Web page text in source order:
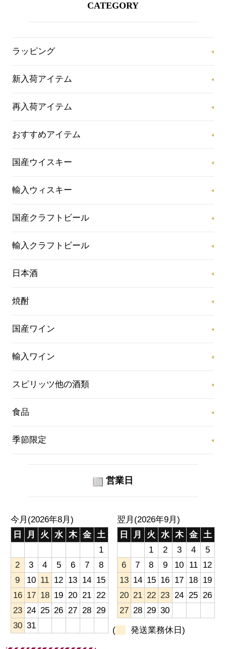
CATEGORY
ラッピング
新入荷アイテム
再入荷アイテム
おすすめアイテム
国産ウイスキー
輸入ウィスキー
国産クラフトビール
輸入クラフトビール
日本酒
焼酎
国産ワイン
輸入ワイン
スピリッツ他の酒類
食品
季節限定
営業日
今月(2026年8月)
日
月 火 水 木 金 土
1
2
3 4 5 6 7
8
9
10 11 12 13 14 15
16 17 18 19 20 21 22
23 24 25 26 27 28 29
30 31
翌月(2026年9月)
日
月 火 水 木 金
土
1
2 3 4
5
6
7 8 9 10 11
12
13 14 15 16 17 18 19
20 21 22 23 24 25 26
27 28 29 30
( 発送業務休日)